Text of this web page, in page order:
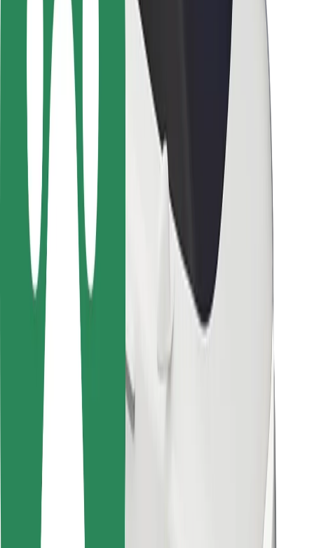
Kundsäkerhet
Förarsäkerhet
Scootersäkerhet
Säkerhetslabb
Städer
Platser
Stadslösningar
Flygplatser
Bolt laddstationer
Hjälp
För kunder
För förare
För kurirer
Bolt Food
För restauranger
Bolt for Business
Leverantörer
Allmänna villkor
Cookies